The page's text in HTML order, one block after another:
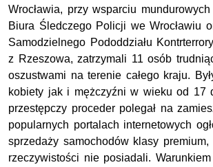
Wrocławia, przy wsparciu
Biura Śledczego Policji we Wrocławiu
Samodzielnego Pododdziału
z Rzeszowa, zatrzymali 11 osób
oszustwami na terenie całego kraju.
kobiety jak i mężczyźni w wieku od 17
przestępczy proceder polegał na
popularnych portalach internetowych
sprzedaży samochodów klasy premium,
rzeczywistości nie posiadali.